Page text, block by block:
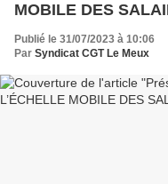
MOBILE DES
Publié le 31/07/2023 à 10:06
Par Syndicat CGT Le Meux